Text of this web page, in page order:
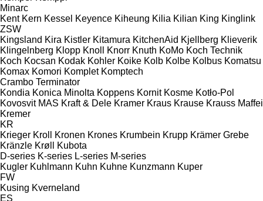
Minarc
Kent Kern Kessel Keyence Kiheung Kilia Kilian King Kinglink
ZSW
Kingsland Kira Kistler Kitamura KitchenAid Kjellberg Klieverik
Klingelnberg Klopp Knoll Knorr Knuth KoMo Koch Technik
Koch Kocsan Kodak Kohler Koike Kolb Kolbe Kolbus Komatsu
Komax Komori Komplet Komptech
Crambo Terminator
Kondia Konica Minolta Koppens Kornit Kosme Kotło-Pol
Kovosvit MAS Kraft & Dele Kramer Kraus Krause Krauss Maffei
Kremer
KR
Krieger Kroll Kronen Krones Krumbein Krupp Krämer Grebe
Kränzle Krøll
Kubota
D-series K-series L-series M-series
Kugler Kuhlmann Kuhn Kuhne Kunzmann Kuper
FW
Kusing Kverneland
ES